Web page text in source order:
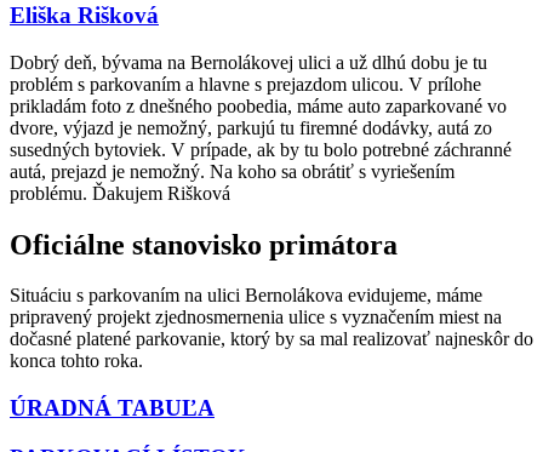
Eliška Rišková
Dobrý deň, bývama na Bernolákovej ulici a už dlhú dobu je tu
problém s parkovaním a hlavne s prejazdom ulicou. V prílohe
prikladám foto z dnešného poobedia, máme auto zaparkované vo
dvore, výjazd je nemožný, parkujú tu firemné dodávky, autá zo
susedných bytoviek. V prípade, ak by tu bolo potrebné záchranné
autá, prejazd je nemožný. Na koho sa obrátiť s vyriešením
problému. Ďakujem Rišková
Oficiálne stanovisko primátora
Situáciu s parkovaním na ulici Bernolákova evidujeme, máme
pripravený projekt zjednosmernenia ulice s vyznačením miest na
dočasné platené parkovanie, ktorý by sa mal realizovať najneskôr do
konca tohto roka.
ÚRADNÁ TABUĽA